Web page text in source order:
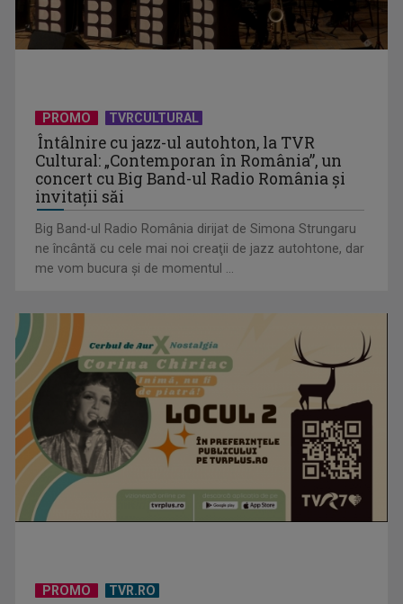
TELEȘCOALA: Limba franceză, nivel A 1 / VIDEO
PROMO TVRCULTURAL
Întâlnire cu jazz-ul autohton, la TVR
Cultural: „Contemporan în România”, un
concert cu Big Band-ul Radio România şi
invitaţii săi
Big Band-ul Radio România dirijat de Simona Strungaru
ne încântă cu cele mai noi creaţii de jazz autohtone, dar
me vom bucura şi de momentul ...
PROMO TVR.RO